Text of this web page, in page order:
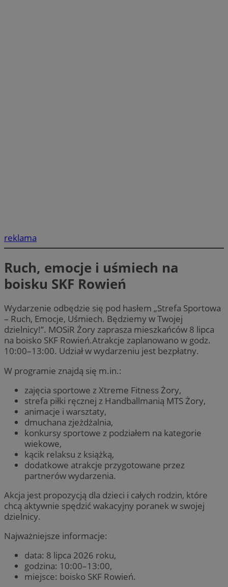
reklama
Ruch, emocje i uśmiech na
boisku SKF Rowień
Wydarzenie odbędzie się pod hasłem „Strefa Sportowa
– Ruch, Emocje, Uśmiech. Będziemy w Twojej
dzielnicy!”. MOSiR Żory zaprasza mieszkańców 8 lipca
na boisko SKF Rowień.Atrakcje zaplanowano w godz.
10:00–13:00. Udział w wydarzeniu jest bezpłatny.
W programie znajdą się m.in.:
zajęcia sportowe z Xtreme Fitness Żory,
strefa piłki ręcznej z Handballmanią MTS Żory,
animacje i warsztaty,
dmuchana zjeżdżalnia,
konkursy sportowe z podziałem na kategorie
wiekowe,
kącik relaksu z książką,
dodatkowe atrakcje przygotowane przez
partnerów wydarzenia.
Akcja jest propozycją dla dzieci i całych rodzin, które
chcą aktywnie spędzić wakacyjny poranek w swojej
dzielnicy.
Najważniejsze informacje:
data: 8 lipca 2026 roku,
godzina: 10:00–13:00,
miejsce: boisko SKF Rowień.